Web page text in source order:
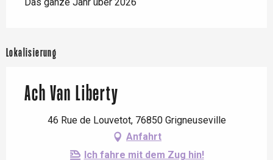
Lokalisierung
Ach Van Liberty
46 Rue de Louvetot, 76850 Grigneuseville
Anfahrt
Ich fahre mit dem Zug hin!